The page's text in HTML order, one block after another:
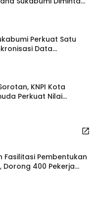
Perkuat Satu
Data
KNPI Kota
Perkuat Nilai
Fasilitasi Pembentukan
Dorong 400 Pekerja